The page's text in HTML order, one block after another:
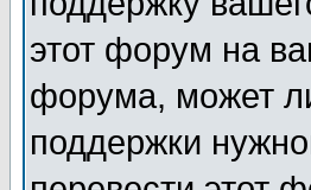
этот форум на
форума, может
поддержки